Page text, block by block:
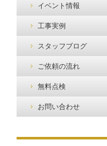
イベント情報
工事実例
スタッフブログ
ご依頼の流れ
無料点検
お問い合わせ